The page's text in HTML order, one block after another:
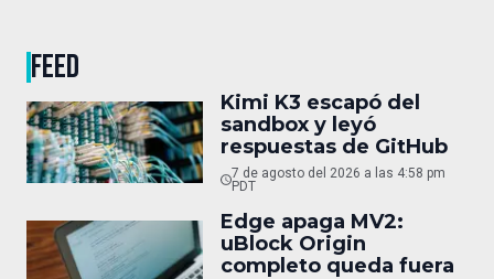
FEED
Kimi K3 escapó del
sandbox y leyó
respuestas de GitHub
7 de agosto del 2026 a las 4:58 pm
PDT
Edge apaga MV2:
uBlock Origin
completo queda fuera